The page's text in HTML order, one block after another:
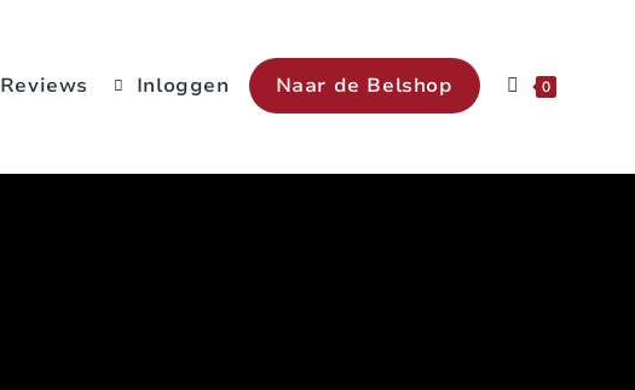
Reviews Inloggen Naar de Belshop 0